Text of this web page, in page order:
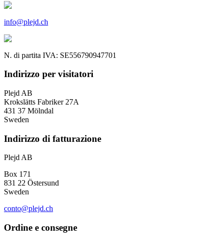
info@plejd.ch
N. di partita IVA: SE556790947701
Indirizzo per visitatori
Plejd AB
Krokslätts Fabriker 27A
431 37 Mölndal
Sweden
Indirizzo di fatturazione
Plejd AB
Box 171
831 22 Östersund
Sweden
conto@plejd.ch
Ordine e consegne